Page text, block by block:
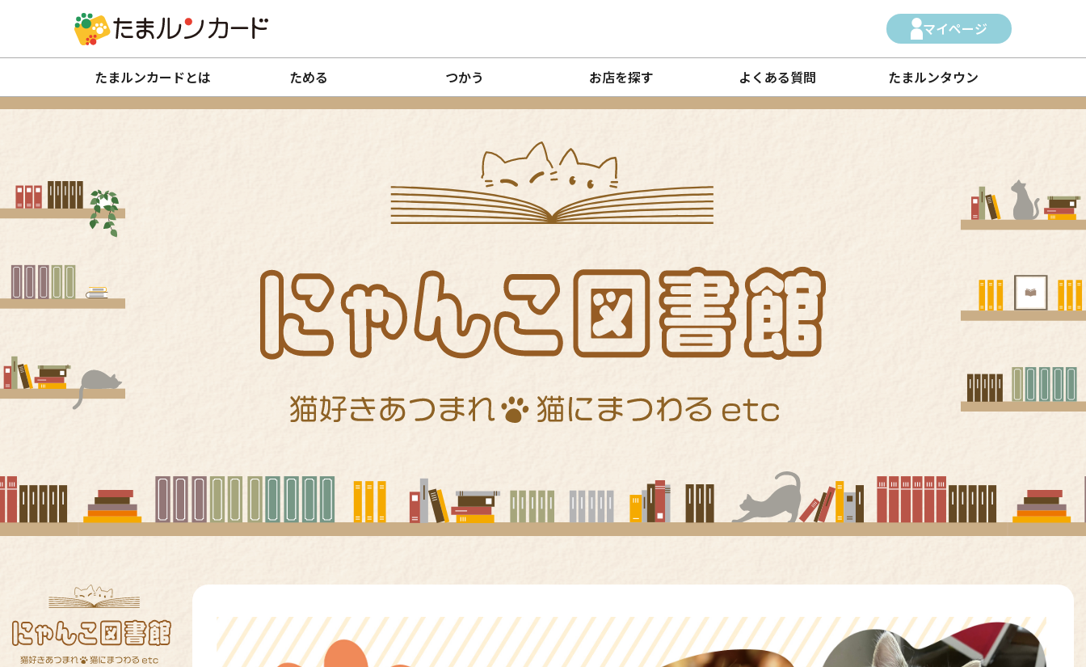
マイページ
たまルンカードとは ためる つかう お店を探す よくある質問 たまルンタウン